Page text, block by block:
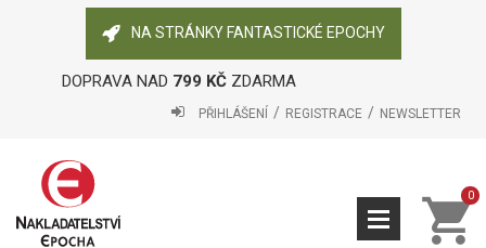
NA STRÁNKY FANTASTICKÉ EPOCHY
DOPRAVA NAD 799 KČZDARMA
PŘIHLÁŠENÍ REGISTRACE NEWSLETTER
0